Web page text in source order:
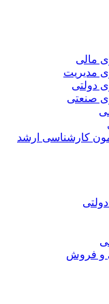
مالی
مدیریت
دولتی
صنعتی
کارشناسی ارشد
و فروش